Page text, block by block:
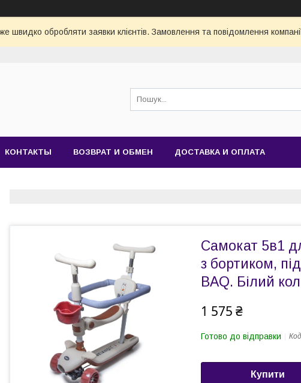
швидко обробляти заявки клієнтів. Замовлення та повідомлення
КОНТАКТЫ ВОЗВРАТ И ОБМЕН ДОСТАВКА И ОПЛАТА
Самокат 5в1
з бортиком,
BAQ. Білий
1 575 ₴
Готово до відправки
Купити